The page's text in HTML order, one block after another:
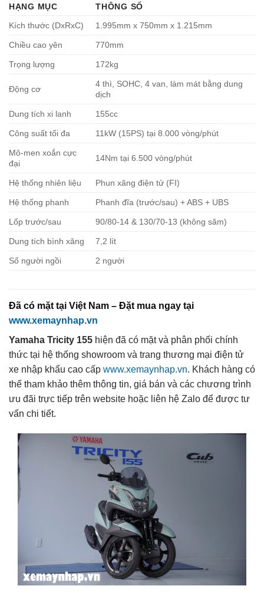
HẠNG MỤC
THÔNG SỐ
Kích thước (DxRxC)
1.995mm x 750mm x 1.215mm
Chiều cao yên 770mm
Trọng lượng 172kg
Động cơ
4 thì, SOHC, 4 van, làm mát bằng dung
dịch
Dung tích xi lanh 155cc
Công suất tối đa 11kW (15PS) tại 8.000 vòng/phút
Mô-men xoắn cực
đại
14Nm tại 6.500 vòng/phút
Hệ thống nhiên liệu Phun xăng điện tử (FI)
Hệ thống phanh Phanh đĩa (trước/sau) + ABS + UBS
Lốp trước/sau 90/80-14 & 130/70-13 (không săm)
Dung tích bình xăng 7,2 lít
Số người ngồi 2 người
Đã có mặt tại Việt Nam – Đặt mua ngay tại
www.xemaynhap.vn
Yamaha Tricity 155 hiện đã có mặt và phân phối chính
thức tại hệ thống showroom và trang thương mại điện tử
xe nhập khẩu cao cấp www.xemaynhap.vn. Khách hàng có
thể tham khảo thêm thông tin, giá bán và các chương trình
ưu đãi trực tiếp trên website hoặc liên hệ Zalo để được tư
vấn chi tiết.